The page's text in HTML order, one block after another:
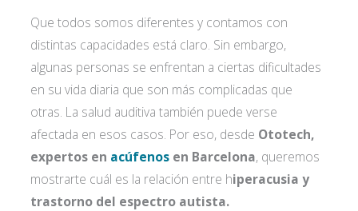
Que todos somos diferentes y contamos con
distintas capacidades está claro. Sin embargo,
algunas personas se enfrentan a ciertas dificultades
en su vida diaria que son más complicadas que
otras. La salud auditiva también puede verse
afectada en esos casos. Por eso, desde Ototech,
expertos en acúfenos en Barcelona, queremos
mostrarte cuál es la relación entre hiperacusia y
trastorno del espectro autista.